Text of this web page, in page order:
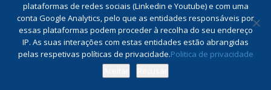
plataformas de redes sociais (Linkedin e Youtube) e com uma
conta Google Analytics, pelo que as entidades responsáveis por
essas plataformas podem proceder à recolha do seu endereço
IP. As suas interações com estas entidades estão abrangidas
pelas respetivas políticas de privacidade.Politica de privacidade